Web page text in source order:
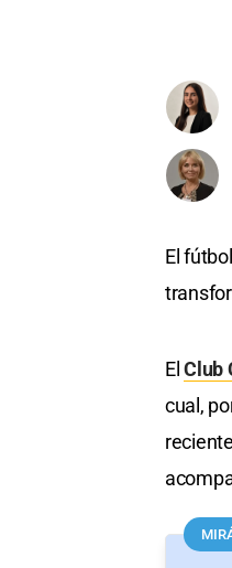
El
ElClub
cual,